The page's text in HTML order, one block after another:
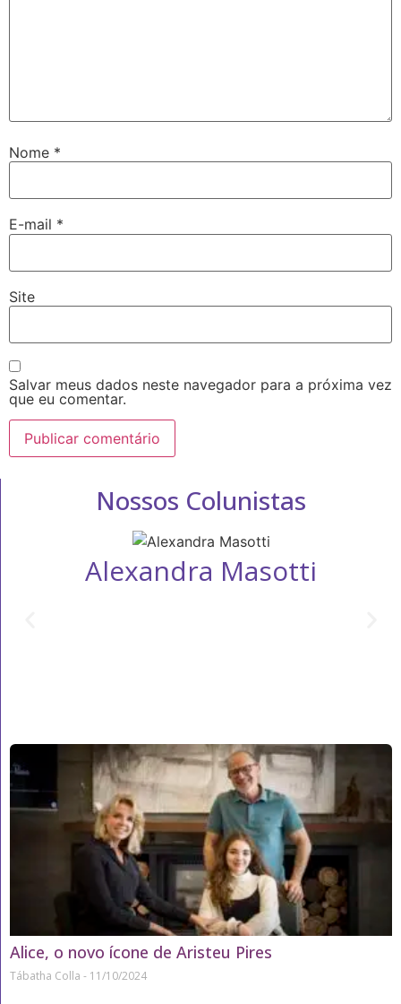
Nome *
E-mail *
Site
Salvar meus dados neste navegador para a próxima vez
que eu comentar.
Nossos Colunistas
Alexandra Masotti
Alice, o novo ícone de Aristeu Pires
Tábatha Colla 11/10/2024